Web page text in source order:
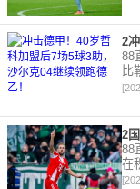
《
出
88
比
借
88
在
演